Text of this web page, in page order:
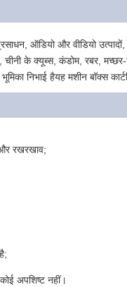
ऑडियो और वीडियो
चीनी के क्यूब्स, कंडोम, रबर,
निभाई हैयह मशीन बॉक्स
रखरखाव;
अपशिष्ट नहीं।